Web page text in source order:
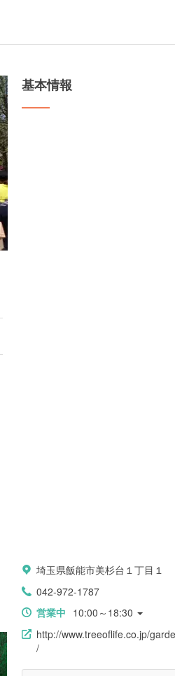
基本情報
埼玉県飯能市美杉台１丁目１
042-972-1787
営業中 10:00～18:30
http://www.treeoflife.co.jp/
/